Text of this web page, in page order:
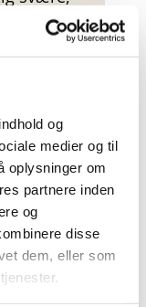
og
medier og til
oplysninger om
partnere inden
og
disse
dem, eller som
i
min
er
som
hun.